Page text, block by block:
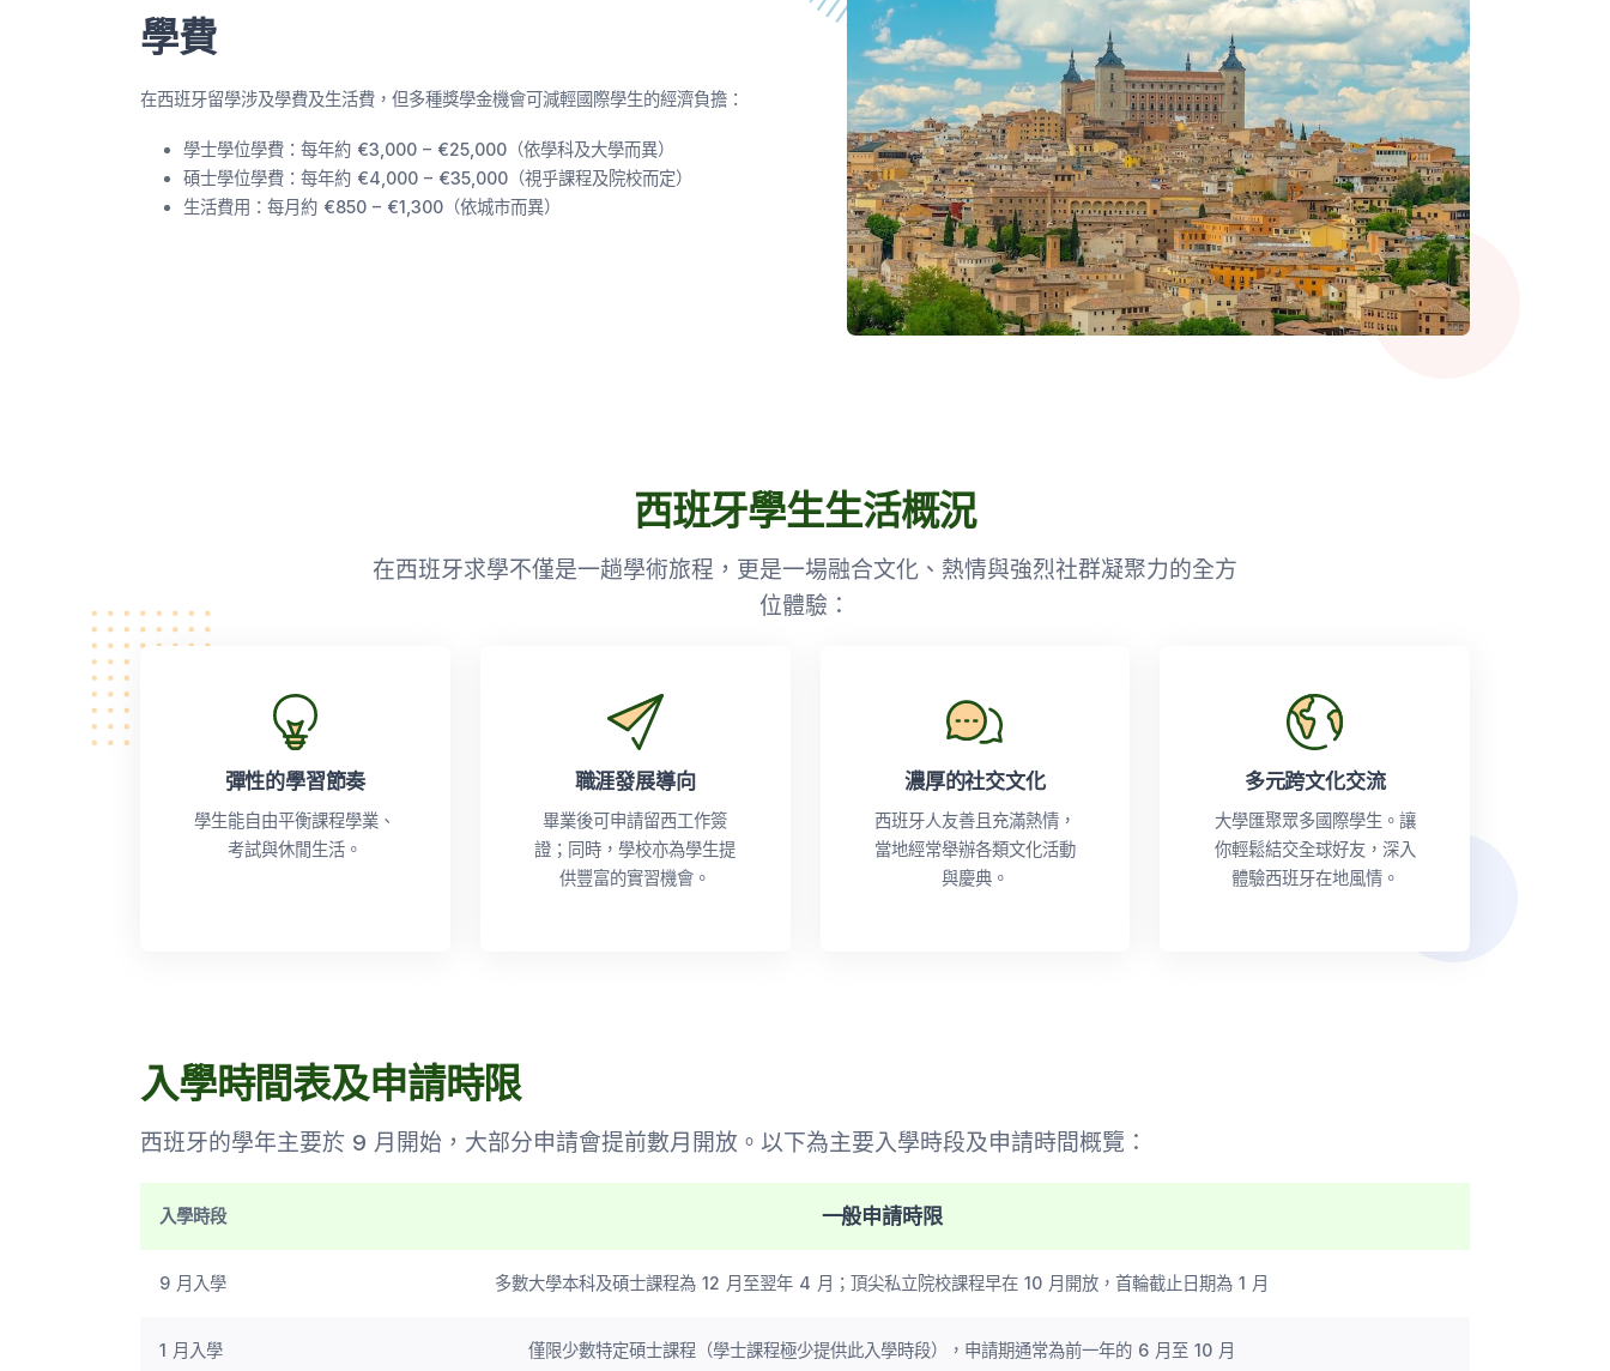
學費
在西班牙留學涉及學費及生活費，但多種獎學金機會可減輕國際學生的經濟負擔：
學士學位學費：每年約 €3,000 – €25,000（依學科及大學而異）
碩士學位學費：每年約 €4,000 – €35,000（視乎課程及院校而定）
生活費用：每月約 €850 – €1,300（依城市而異）
西班牙學生生活概況
在西班牙求學不僅是一趟學術旅程，更是一場融合文化、熱情與強烈社群凝聚力的全方
位體驗：
彈性的學習節奏
學生能自由平衡課程學業、
考試與休閒生活。
職涯發展導向
畢業後可申請留西工作簽
證；同時，學校亦為學生提
供豐富的實習機會。
濃厚的社交文化
西班牙人友善且充滿熱情，
當地經常舉辦各類文化活動
與慶典。
多元跨文化交流
大學匯聚眾多國際學生。讓
你輕鬆結交全球好友，深入
體驗西班牙在地風情。
入學時間表及申請時限
西班牙的學年主要於 9 月開始，大部分申請會提前數月開放。以下為主要入學時段及申請時間概覽：
入學時段 一般申請時限
9 月入學 多數大學本科及碩士課程為 12 月至翌年 4 月；頂尖私立院校課程早在 10 月開放，首輪截止日期為 1 月
1 月入學 僅限少數特定碩士課程（學士課程極少提供此入學時段），申請期通常為前一年的 6 月至 10 月